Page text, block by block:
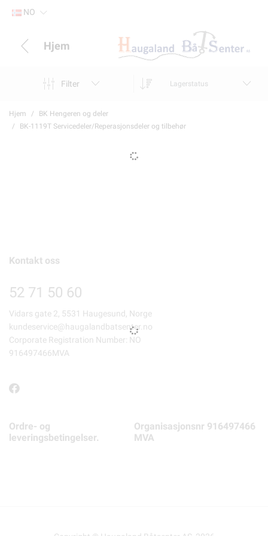
NO
Hjem
Filter Lagerstatus
Hjem
BK Hengeren og deler
BK-1119T Servicedeler/Reperasjonsdeler og tilbehør
Kontakt oss
52 71 50 60
Vidars gate 2, 5531 Haugesund, Norge
kundeservice@haugalandbatsenter.no
Corporate Registration Number: NO
916497466MVA
Ordre- og
leveringsbetingelser.
Organisasjonsnr 916497466
MVA